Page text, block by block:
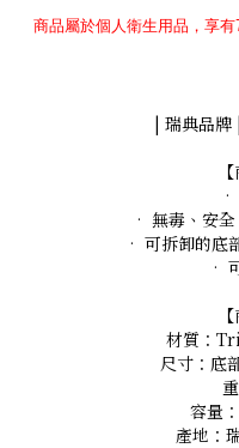
商品屬於個人衛生用品， 享有
| 瑞典品牌
•
• 無毒、安
• 可拆卸的底
•
材質：
尺寸：底
容量：
產地：